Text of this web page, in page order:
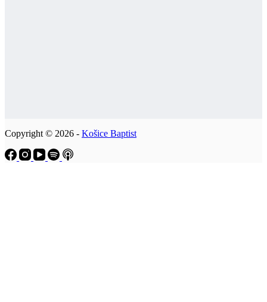
Copyright © 2026 - Košice Baptist